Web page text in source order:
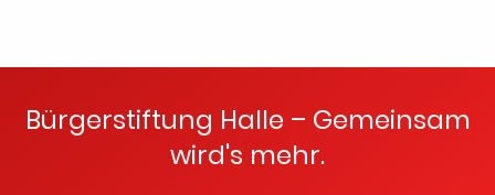
Bürgerstiftung Halle – Gemeinsam
wird's mehr.